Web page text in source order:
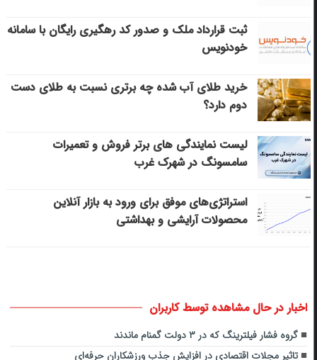
ثبت قرارداد ملک و صدور کد رهگیری رایگان با سامانه
خودنویس
خرید طلای آب شده چه برتری نسبت به طلای دست
دوم دارد؟
لیست نمایندگی های برتر فروش و تعمیرات
سامسونگ در شهرک غرب
استراتژی‌های موفق برای ورود به بازار آنلاین
محصولات آرایشی و بهداشتی
اخبار در حال مشاهده توسط کاربران
گروه فشار فیلترینگ که در ۳ دولت گمنام ماندند
تاثیر مجلات اقتصادی در افزایش جذب ورزشکاران حرفه‌ای